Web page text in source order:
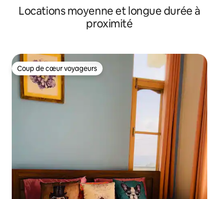
Locations moyenne et longue durée à
proximité
Coup de cœur voyageurs
Coup de cœur voyageurs